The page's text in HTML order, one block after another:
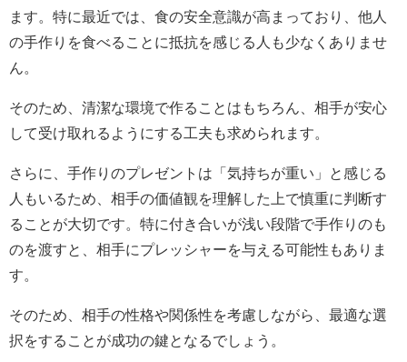
ます。特に最近では、食の安全意識が高まっており、他人
の手作りを食べることに抵抗を感じる人も少なくありませ
ん。
そのため、清潔な環境で作ることはもちろん、相手が安心
して受け取れるようにする工夫も求められます。
さらに、手作りのプレゼントは「気持ちが重い」と感じる
人もいるため、相手の価値観を理解した上で慎重に判断す
ることが大切です。特に付き合いが浅い段階で手作りのも
のを渡すと、相手にプレッシャーを与える可能性もありま
す。
そのため、相手の性格や関係性を考慮しながら、最適な選
択をすることが成功の鍵となるでしょう。